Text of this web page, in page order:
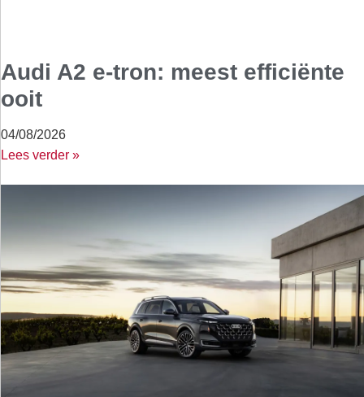
Audi A2 e-tron: meest efficiënte
ooit
04/08/2026
Lees verder »